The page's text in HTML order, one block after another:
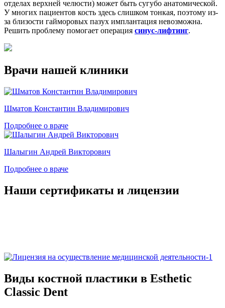
отделах верхней челюсти) может быть сугубо анатомической.
У многих пациентов кость здесь слишком тонкая, поэтому из-
за близости гайморовых пазух имплантация невозможна.
Решить проблему помогает операция синус-лифтинг.
Врачи нашей клиники
Шматов Константин Владимирович
Подробнее о враче
Шалыгин Андрей Викторович
Подробнее о враче
Наши сертификаты и лицензии
Виды костной пластики в Esthetic
Classic Dent